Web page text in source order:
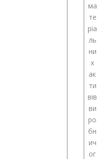
ма
те
ріа
ль
ни
х
ак
ти
вів
ви
ро
бн
ич
ог